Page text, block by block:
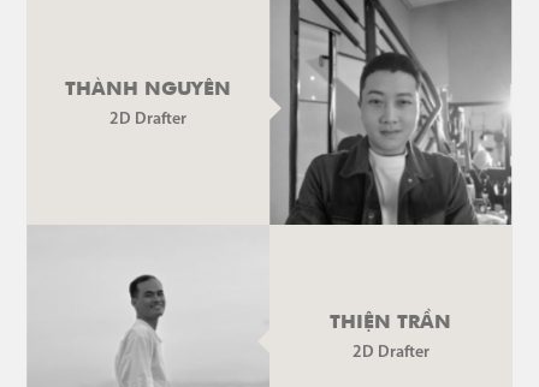
THÀNH NGUYÊN
2D Drafter
THIỆN TRẦN
2D Drafter